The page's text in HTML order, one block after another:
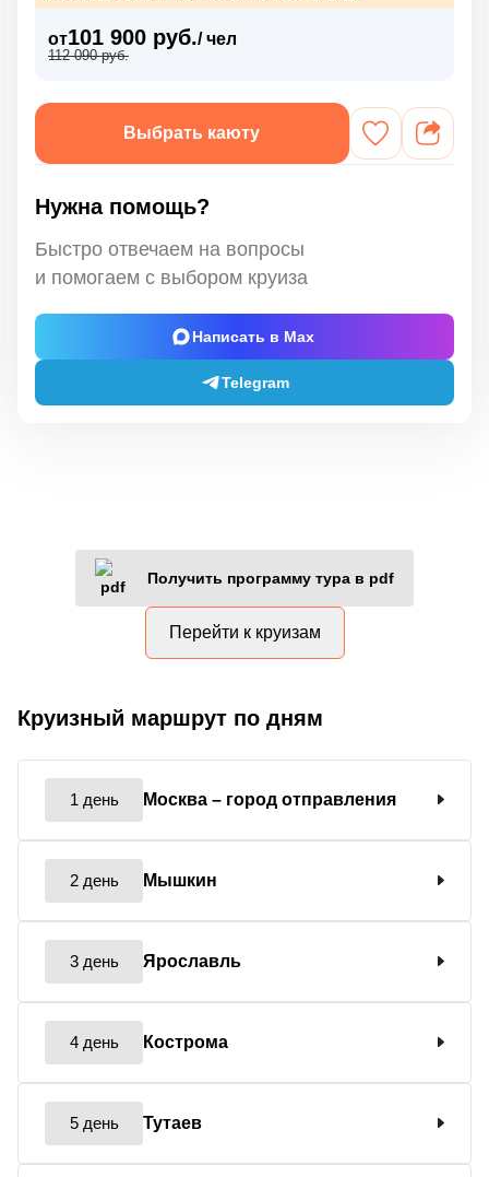
от101 900 руб./ чел
112 090 руб.
Выбрать каюту
Нужна помощь?
Быстро отвечаем на вопросы
и помогаем с выбором круиза
Написать в Max
Telegram
Получить программу тура в pdf
Перейти к круизам
Круизный маршрут по дням
1 день Москва – город отправления
2 день Мышкин
3 день Ярославль
4 день Кострома
5 день Тутаев